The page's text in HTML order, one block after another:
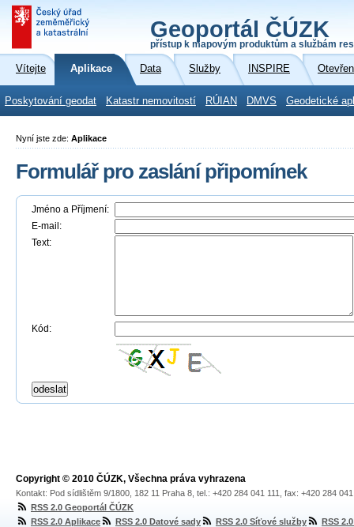
Geoportál ČÚZK
přístup k mapovým produktům a službám
Vítejte Aplikace Data Služby INSPIRE
Poskytování geodat Katastr nemovitostí RÚIAN DMVS Geodetické
Nyní jste zde: Aplikace
Formulář pro zaslání připomínek
Jméno a Příjmení:
E-mail:
Text:
Kód:
Copyright © 2010 ČÚZK, Všechna práva vyhrazena
Kontakt: Pod sídlištěm 9/1800, 182 11 Praha 8, tel.: +420 284 041 111, fax: +420 284
RSS 2.0 Geoportál ČÚZK
RSS 2.0 Aplikace
RSS 2.0 Datové sady RSS 2.0 Síťové služby RSS